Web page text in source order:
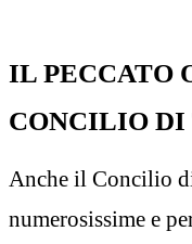
IL PECCATO
CONCILIO DI
Anche il Concilio
numerosissime e